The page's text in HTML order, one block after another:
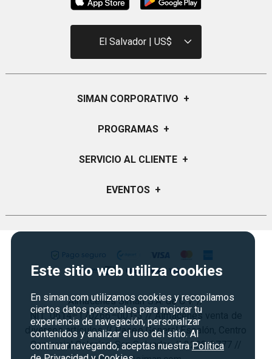
Este sitio web utiliza cookies
En siman.com utilizamos cookies y recopilamos
ciertos datos personales para mejorar tu
experiencia de navegación, personalizar
contenidos y analizar el uso del sitio. Al
continuar navegando, aceptas nuestra Política
El Salvador | US$
SIMAN CORPORATIVO +
Quiénes Somos
Sucursales
PROGRAMAS +
Certificados de Regalo
Credisiman
Vende en Marketplace
SERVICIO AL CLIENTE +
Preguntas Frecuentes
Política de Privacidad
Derecho de Retracto
Condiciones de uso
Términos y condiciones
EVENTOS +
Cyber Monday
Agosto es diversión
Almacenes Siman S.A. de C.V. //
NIT: 0614–170266–001-3 // Almacenes venta de
diversos artículos // Paseo General Escalón, Centro
Comercial Galerías, San Salvador. // 2298-3777 //